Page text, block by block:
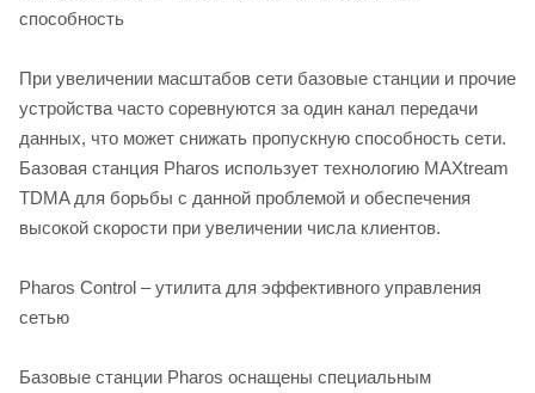
способность
При увеличении масштабов сети базовые станции и прочие
устройства часто соревнуются за один канал передачи
данных, что может снижать пропускную способность сети.
Базовая станция Pharos использует технологию MAXtream
TDMA для борьбы с данной проблемой и обеспечения
высокой скорости при увеличении числа клиентов.
Pharos Control – утилита для эффективного управления
сетью
Базовые станции Pharos оснащены специальным